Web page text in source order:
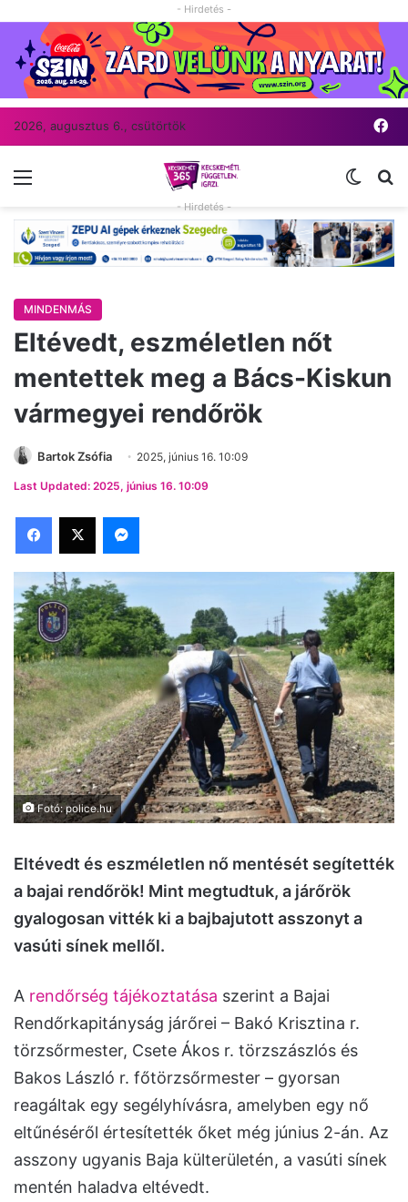
- Hirdetés -
2026, augusztus 6., csütörtök
Menü
- Hirdetés -
MINDENMÁS
Eltévedt, eszméletlen nőt
mentettek meg a Bács-Kiskun
vármegyei rendőrök
Bartok Zsófia 2025, június 16. 10:09
Last Updated: 2025, június 16. 10:09
Facebook
X Messenger
Fotó: police.hu
Eltévedt és eszméletlen nő mentését segítették
a bajai rendőrök! Mint megtudtuk, a járőrök
gyalogosan vitték ki a bajbajutott asszonyt a
vasúti sínek mellől.
A rendőrség tájékoztatása szerint a Bajai
Rendőrkapitányság járőrei – Bakó Krisztina r.
törzsőrmester, Csete Ákos r. törzszászlós és
Bakos László r. főtörzsőrmester – gyorsan
reagáltak egy segélyhívásra, amelyben egy nő
eltűnéséről értesítették őket még június 2-án. Az
asszony ugyanis Baja külterületén, a vasúti sínek
mentén haladva eltévedt.